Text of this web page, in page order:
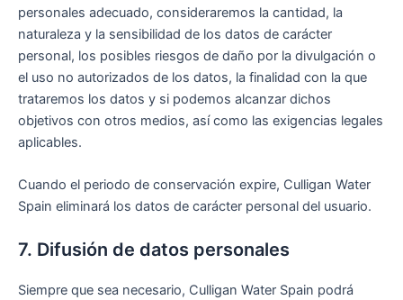
personales adecuado, consideraremos la cantidad, la
naturaleza y la sensibilidad de los datos de carácter
personal, los posibles riesgos de daño por la divulgación o
el uso no autorizados de los datos, la finalidad con la que
trataremos los datos y si podemos alcanzar dichos
objetivos con otros medios, así como las exigencias legales
aplicables.
Cuando el periodo de conservación expire, Culligan Water
Spain eliminará los datos de carácter personal del usuario.
7. Difusión de datos personales
Siempre que sea necesario, Culligan Water Spain podrá